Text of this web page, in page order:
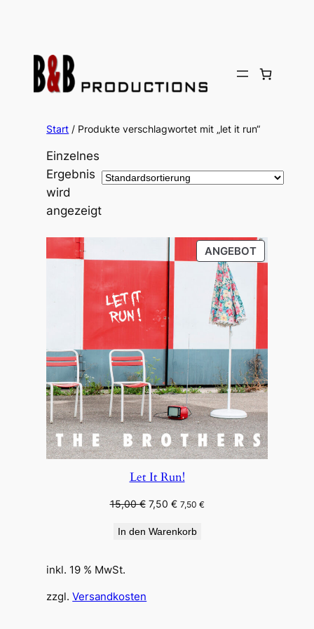
Start / Produkte verschlagwortet mit „let it run“
Einzelnes
Ergebnis
wird
angezeigt
ANGEBOTPRODUKT
IM
ANGEBOT
Let It Run!
15,00€ Ursprünglicher
war:
7,50 €Aktueller
ist:
7,50 €
In den Warenkorb
inkl. 19 % MwSt.
zzgl.Versandkosten